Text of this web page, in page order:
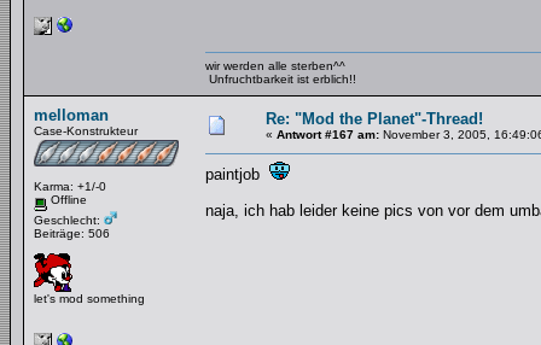
wir werden alle sterben^^
Unfruchtbarkeit ist erblich!!
melloman
Case-Konstrukteur
Karma: +1/-0
Offline
Geschlecht:
Beiträge: 506
let's mod something
Re: "Mod the Planet"-Thread!
« Antwort #167 am: November 3, 2005,
paintjob
naja, ich hab leider keine pics von vor dem